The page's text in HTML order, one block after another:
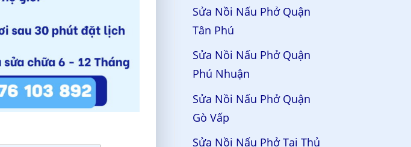
Sửa Nồi Nấu Phở Quận
Tân Phú
Sửa Nồi Nấu Phở Quận
Phú Nhuận
Sửa Nồi Nấu Phở Quận
Gò Vấp
Sửa Nồi Nấu Phở Tại Thủ